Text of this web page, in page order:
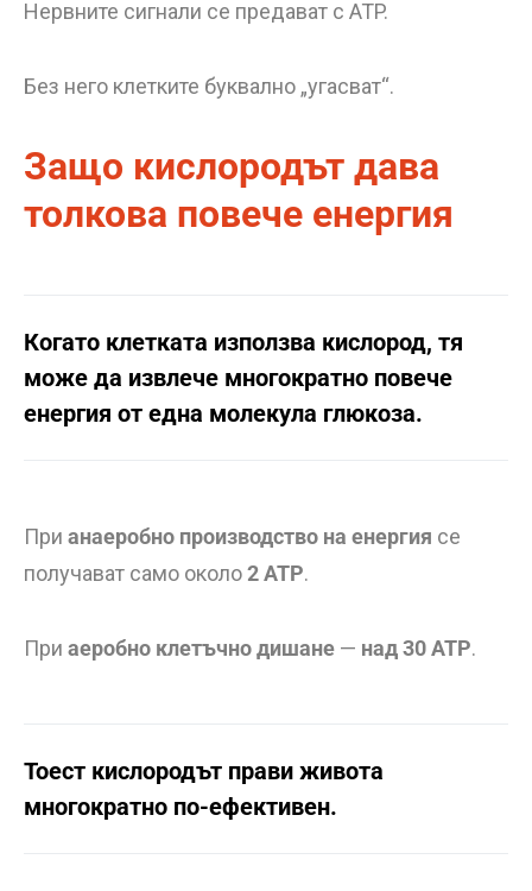
Нервните сигнали се предават с ATP.
Без него клетките буквално „угасват“.
Защо кислородът дава
толкова повече енергия
Когато клетката използва кислород, тя
може да извлече многократно повече
енергия от една молекула глюкоза.
При анаеробно производство на енергия се
получават само около2 ATP.
При аеробно клетъчно дишане — над 30 ATP.
Тоест кислородът прави живота
многократно по-ефективен.